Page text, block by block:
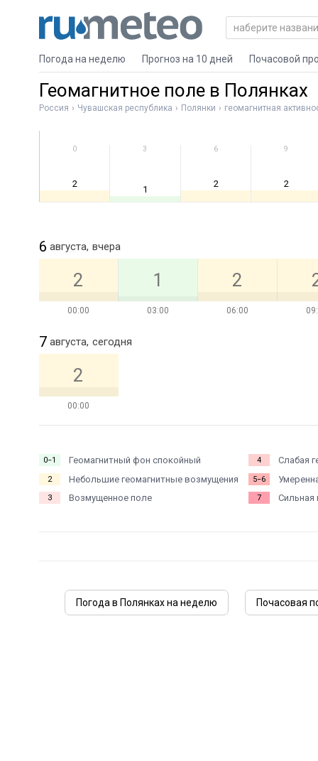
Погода на неделю Прогноз на 10 дней Почасовой
Геомагнитное поле в Полянках
Россия Чувашская республика Полянки геомагнитная
0
2
3
1
6
2
9
2
6 августа, вчера
00:00
2
03:00
1
06:00
2
7 августа, сегодня
00:00
2
0−1 Геомагнитный фон спокойный
2 Небольшие геомагнитные возмущения
3 Возмущенное поле
4 Слабая
5−6
7 Сильная
Погода в Полянках на неделю Почасовая